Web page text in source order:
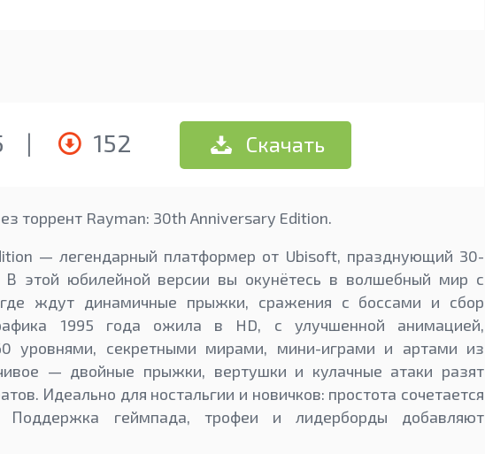
| 152 Скачать
торрент Rayman: 30th Anniversary Edition.
— легендарный платформер от Ubisoft, празднующий 30-
В этой юбилейной версии вы окунётесь в волшебный мир с
ждут динамичные прыжки, сражения с боссами и сбор
1995 года ожила в HD, с улучшенной анимацией,
уровнями, секретными мирами, мини-играми и артами из
— двойные прыжки, вертушки и кулачные атаки разят
Идеально для ностальгии и новичков: простота сочетается
Поддержка геймпада, трофеи и лидерборды добавляют